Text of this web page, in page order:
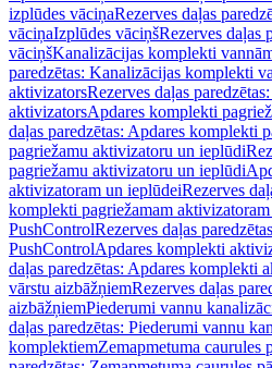
izplūdes vāciņaRezerves daļas
vāciņaIzplūdes vāciņšRezerves daļas
vāciņšKanalizācijas komplekti
paredzētas: Kanalizācijas komplekti
aktivizatorsRezerves daļas
aktivizatorsApdares komplekti
daļas paredzētas: Apdares komplekti
pagriežamu aktivizatoru un ieplūdi
pagriežamu aktivizatoru un ieplūdi
aktivizatoram un ieplūdeiRezerves
komplekti pagriežamam
PushControlRezerves daļas
PushControlApdares komplekti
daļas paredzētas: Apdares komplekti
vārstu aizbāžņiemRezerves daļas
aizbāžņiemPiederumi vannu
daļas paredzētas: Piederumi vannu
komplektiemZemapmetuma caurules